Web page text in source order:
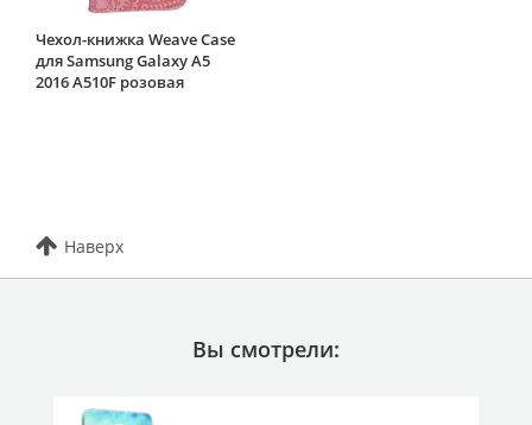
Чехол-книжка Weave Case
для Samsung Galaxy A5
2016 A510F розовая
Наверх
Вы смотрели: